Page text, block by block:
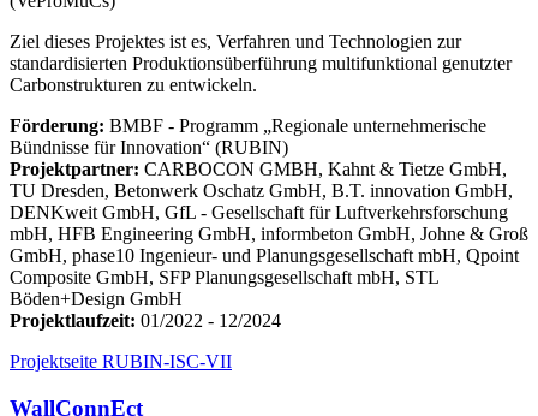
Ziel dieses Projektes ist es, Verfahren und Technologien zur
standardisierten Produktionsüberführung multifunktional genutzter
Carbonstrukturen zu entwickeln.
Förderung: BMBF ‐ Programm „Regionale unternehmerische
Bündnisse für Innovation“ (RUBIN)
Projektpartner: CARBOCON GMBH, Kahnt & Tietze GmbH,
TU Dresden, Betonwerk Oschatz GmbH, B.T. innovation GmbH,
DENKweit GmbH, GfL - Gesellschaft für Luftverkehrsforschung
mbH, HFB Engineering GmbH, informbeton GmbH, Johne & Groß
GmbH, phase10 Ingenieur- und Planungsgesellschaft mbH, Qpoint
Composite GmbH, SFP Planungsgesellschaft mbH, STL
Böden+Design GmbH
Projektlaufzeit: 01/2022 - 12/2024
Projektseite RUBIN-ISC-VII
WallConnEct